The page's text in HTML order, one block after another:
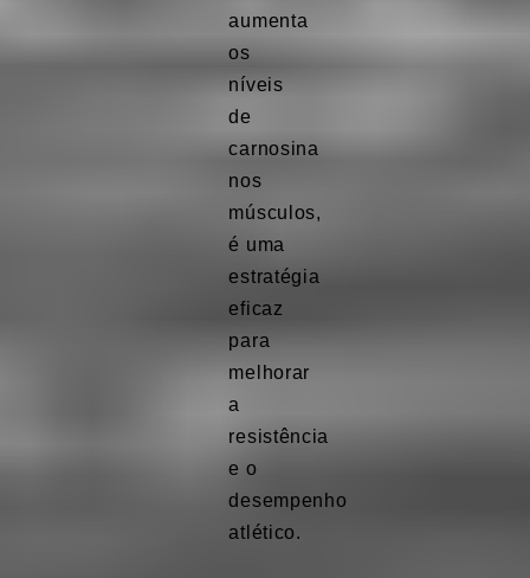
aumenta
os
níveis
de
carnosina
nos
músculos,
é uma
estratégia
eficaz
para
melhorar
a
resistência
e o
desempenho
atlético.